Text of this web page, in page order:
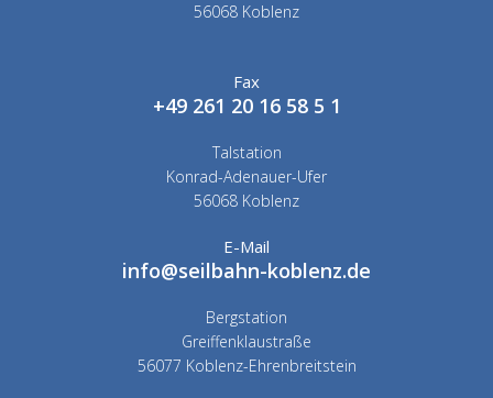
56068 Koblenz
Fax
+49 261 20 16 58 5 1
Talstation
Konrad-Adenauer-Ufer
56068 Koblenz
E-Mail
info@seilbahn-koblenz.de
Bergstation
Greiffenklaustraße
56077 Koblenz-Ehrenbreitstein